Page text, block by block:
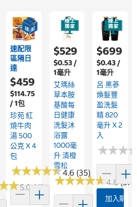
★
★5.0 (4)
速配限
區隔日
達
$459
$114.75
/ 1包
珍苑 紅
燒牛肉
湯 500
公克 X 4
包
★★★★★
★★★★★4.6 (35)
$529
$0.53 /
1毫升
艾瑪絲
草本胺
基酸每
日健康
洗髮沐
浴露
1000毫
升 清橙
雪松
★★★★★
★★★★★4.8 (57)
$699
$0.43 /
1毫升
呂 黑蔘
煥髮豐
盈洗髮
精 820
毫升 X 2
入
★★★
★★★
加入購物